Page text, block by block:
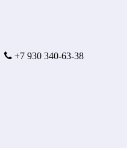
+7 930 340-63-38